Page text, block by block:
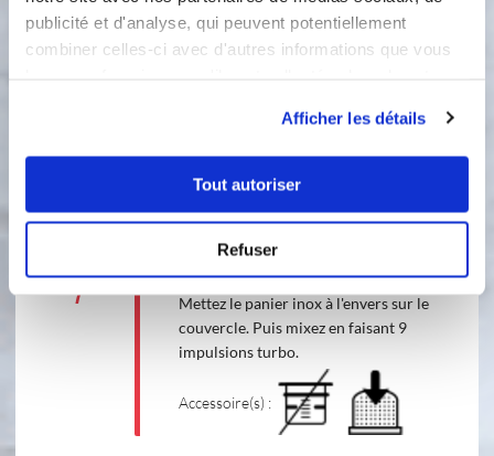
publicité et d'analyse, qui peuvent potentiellement
combiner celles-ci avec d'autres informations que vous
Afficher les détails
Tout autoriser
Refuser
décongelés au préalable, les pois
chiches égouttés, le fond de légumes,
l'eau, les gousses d'ail coupées en
de cumin. Faites cuire 10 mn, 100 °C,
10min
3
7
A la sonnerie, retirez le verre doseur.
Mettez le panier inox à l'envers sur le
couvercle. Puis mixez en faisant 9
impulsions turbo.
Accessoire(s) :